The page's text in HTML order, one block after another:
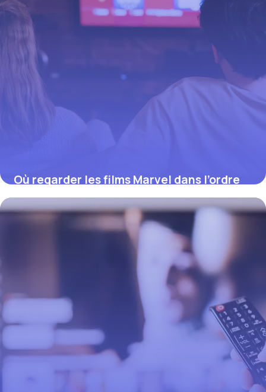
Où regarder les films Marvel dans l’ordre
chronologique (2026)